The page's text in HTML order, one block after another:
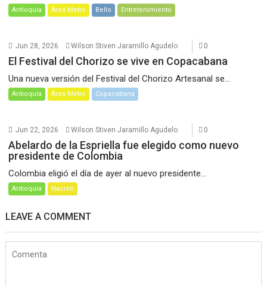
Antioquia Área Metro Bello Entretenimiento
Jun 28, 2026 Wilson Stiven Jaramillo Agudelo 0
El Festival del Chorizo se vive en Copacabana
Una nueva versión del Festival del Chorizo Artesanal se...
Antioquia Área Metro Copacabana
Jun 22, 2026 Wilson Stiven Jaramillo Agudelo 0
Abelardo de la Espriella fue elegido como nuevo
presidente de Colombia
Colombia eligió el día de ayer al nuevo presidente...
Antioquia Nación
LEAVE A COMMENT